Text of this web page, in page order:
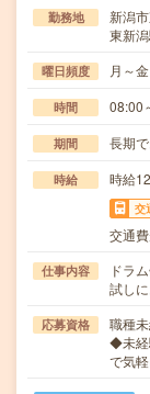
勤務地
新潟
東新
曜日頻度 月～金
時間 08:00
期間 長期
時給 時給
交
交通
仕事内容
ドラ
試し
応募資格
職種
◆未経
で気